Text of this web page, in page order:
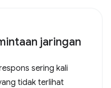
jaringan
sering kali
tidak terlihat